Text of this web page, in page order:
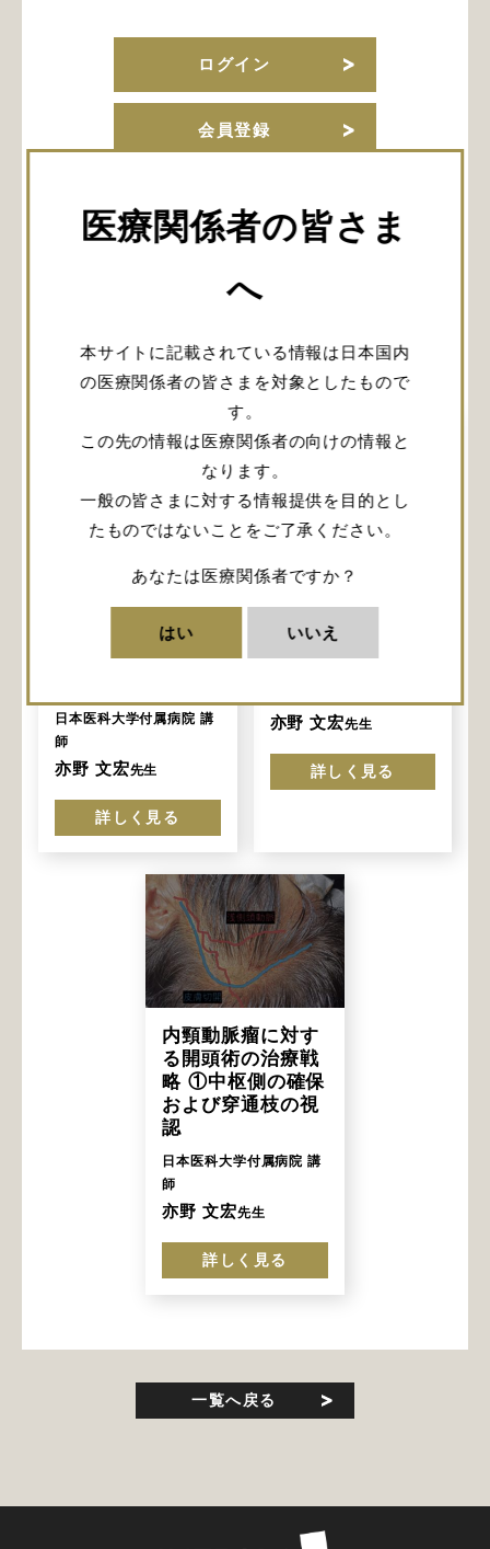
医療関係者の皆さま
へ
本サイトに記載されている情報は日本国内
の医療関係者の皆さまを対象としたもので
す。
この先の情報は医療関係者の向けの情報と
なります。
一般の皆さまに対する情報提供を目的とし
たものではないことをご了承ください。
あなたは医療関係者ですか？
はい いいえ
ログイン
会員登録
URLをコピー
関連記事
内頸動脈瘤に対す
要な症例に対する
EC-RA-M2バイパ
日本医科大学付属病院 講
師
亦野 文宏先生
詳しく見る
内頸動脈瘤に対す
neckの確保
亦野 文宏先生
詳しく見る
内頸動脈瘤に対す
る開頭術の治療戦
略 ①中枢側の確保
および穿通枝の視
認
日本医科大学付属病院 講
師
亦野 文宏先生
詳しく見る
一覧へ戻る